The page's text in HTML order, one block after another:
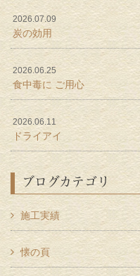
2026.07.09
炭の効用
2026.06.25
食中毒に ご用心
2026.06.11
ドライアイ
ブログカテゴリ
施工実績
懐の頁